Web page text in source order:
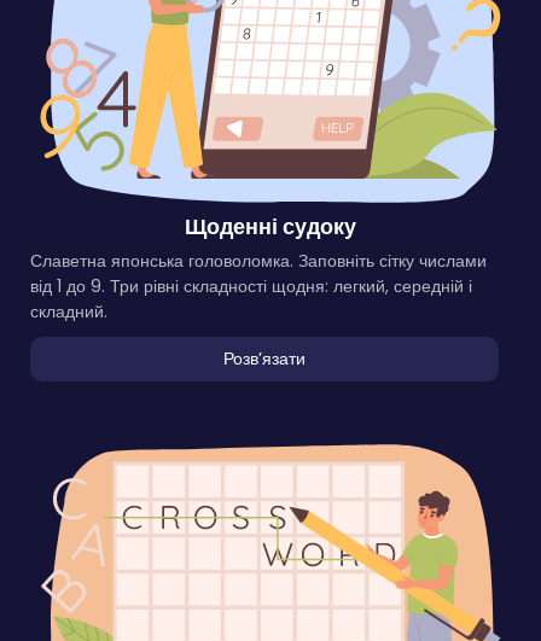
Щоденні судоку
Славетна японська головоломка. Заповніть сітку числами
від 1 до 9. Три рівні складності щодня: легкий, середній і
складний.
Розвʼязати